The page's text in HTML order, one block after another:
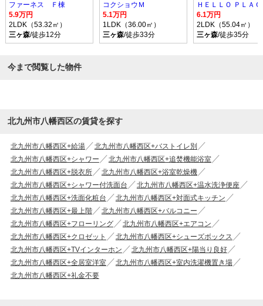
ファーネス Ｆ棟
5.9万円
2LDK（53.32㎡）
三ヶ森/徒歩12分
コクショウＭ
5.1万円
1LDK（36.00㎡）
三ヶ森/徒歩33分
ＨＥＬＬＯ ＰＬＡ
6.1万円
2LDK（55.04㎡）
三ヶ森/徒歩35分
今まで閲覧した物件
北九州市八幡西区の賃貸を探す
北九州市八幡西区+給湯
北九州市八幡西区+バストイレ別
北九州市八幡西区+シャワー
北九州市八幡西区+追焚機能浴室
北九州市八幡西区+脱衣所
北九州市八幡西区+浴室乾燥機
北九州市八幡西区+シャワー付洗面台
北九州市八幡西区+温水洗浄便座
北九州市八幡西区+洗面化粧台
北九州市八幡西区+対面式キッチン
北九州市八幡西区+最上階
北九州市八幡西区+バルコニー
北九州市八幡西区+フローリング
北九州市八幡西区+エアコン
北九州市八幡西区+クロゼット
北九州市八幡西区+シューズボックス
北九州市八幡西区+TVインターホン
北九州市八幡西区+陽当り良好
北九州市八幡西区+全居室洋室
北九州市八幡西区+室内洗濯機置き場
北九州市八幡西区+礼金不要